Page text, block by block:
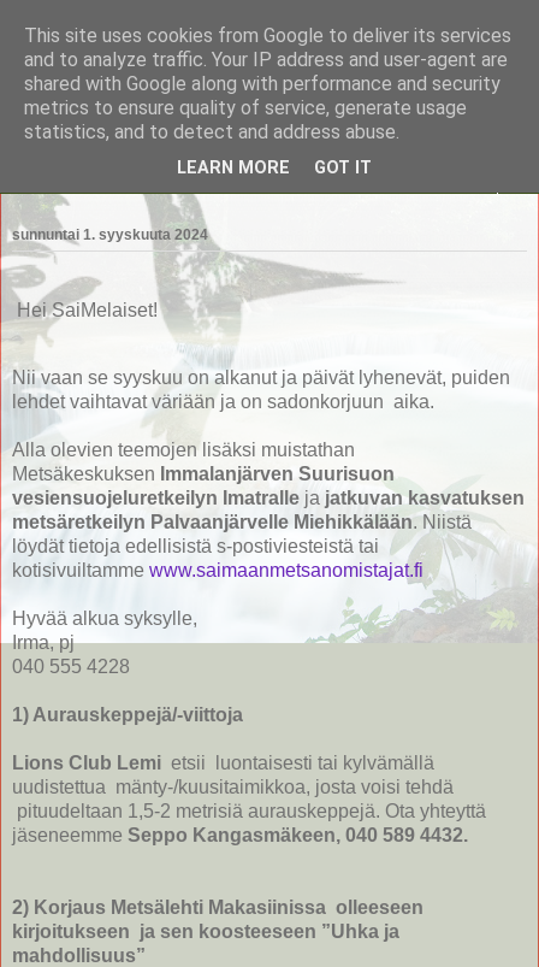
Saimaan Metsänomistajat
Saimaan Metsänomistajat
sunnuntai 1. syyskuuta 2024
Hei SaiMelaiset!
Nii vaan se syyskuu on alkanut ja päivät lyhenevät, puiden
lehdet vaihtavat väriään ja on sadonkorjuun aika.
Alla olevien teemojen lisäksi muistathan
Metsäkeskuksen Immalanjärven Suurisuon
vesiensuojeluretkeilyn Imatralle ja jatkuvan kasvatuksen
metsäretkeilyn Palvaanjärvelle Miehikkälään. Niistä
löydät tietoja edellisistä s-postiviesteistä tai
kotisivuiltamme www.saimaanmetsanomistajat.fi
Hyvää alkua syksylle,
Irma, pj
040 555 4228
1) Aurauskeppejä/-viittoja
Lions Club Lemi etsii luontaisesti tai kylvämällä
uudistettua mänty-/kuusitaimikkoa, josta voisi tehdä
pituudeltaan 1,5-2 metrisiä aurauskeppejä. Ota yhteyttä
jäseneemme Seppo Kangasmäkeen, 040 589 4432.
2) Korjaus Metsälehti Makasiinissa olleeseen
kirjoitukseen ja sen koosteeseen ”Uhka ja
mahdollisuus”
This site uses cookies from Google to deliver its services
and to analyze traffic. Your IP address and user-agent are
shared with Google along with performance and security
metrics to ensure quality of service, generate usage
statistics, and to detect and address abuse.
LEARN MORE GOT IT